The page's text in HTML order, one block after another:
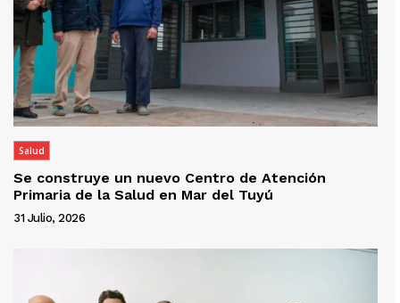
Salud
Se construye un nuevo Centro de Atención
Primaria de la Salud en Mar del Tuyú
31 Julio, 2026